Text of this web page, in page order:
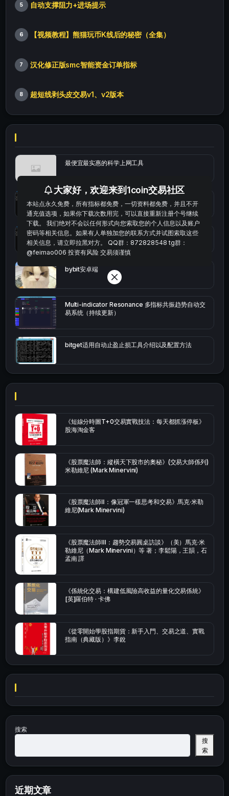
5 自动支撑阻力+进场提示
6 【视频教程】熊猫玩币K线后的秘密（全集）
7 汉化修正版smc智能资金订单指标
8 超短线剥头皮交易v1、v2版本
最便宜最实惠的科学上网工具
okx的短线量化的免费版本
bybit安卓端
Multi-indicator Resonance 多指标共振趋势自动交
易系统（持续更新）
bitget适用自动止盈止损工具介绍以及配置方法
《短線分時圖T+0交易實戰技法：每天都抓漲停板》
股海淘金客
《股票魔法師：縱橫天下股市的奧秘》(交易大師係列)
米勒維尼 (Mark Minervini)
《股票魔法師Ⅱ：像冠軍一樣思考和交易》馬克·米勒
維尼(Mark Minervini)
《股票魔法師Ⅲ：趨勢交易圓桌訪談》（美）馬克·米
勒維尼（Mark Minervini）等 著；李鬆陽，王韻，石
孟南 譯
《係統化交易：構建低風險高收益的量化交易係統》
[英]羅伯特 · 卡佛
《從零開始學股指期貨：新手入門、交易之道、實戰
指南（典藏版）》李銳
搜索
搜
索
近期文章
大家好，欢迎来到1coin交易社区
本站点永久免费，所有指标都免费，一切资料都免费，并且不开
通充值选项，如果你下载次数用完，可以直接重新注册个号继续
下载。 我们绝对不会以任何形式向您索取您的个人信息以及账户
密码等相关信息。如果有人单独加您的联系方式并试图索取这些
相关信息，请立即拉黑对方。 QQ群：872828548 tg群：
@feimao006 投资有风险 交易须谨慎